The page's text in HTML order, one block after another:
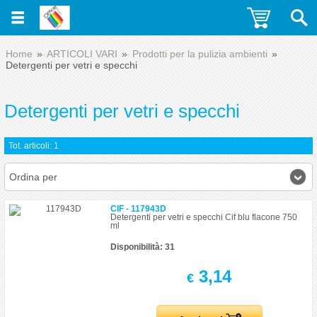
Home ARTICOLI VARI
Prodotti per la pulizia ambienti
Detergenti per vetri e specchi
Detergenti per vetri e specchi
Tot. articoli: 1
Ordina per
CIF - 117943D
Detergenti per vetri e specchi Cif blu flacone 750
ml
Disponibilità: 31
€ 3,14